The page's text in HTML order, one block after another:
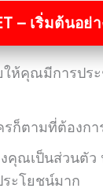
– เริ่มต้นอย่า
ให้คุณมีการปร
ก็ตามที่ต้องกา
คุณเป็นส่วนตัว
ะโยชน์มาก